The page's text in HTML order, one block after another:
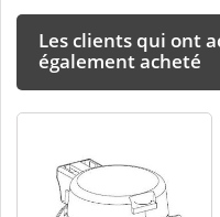
Les clients qui ont
également acheté